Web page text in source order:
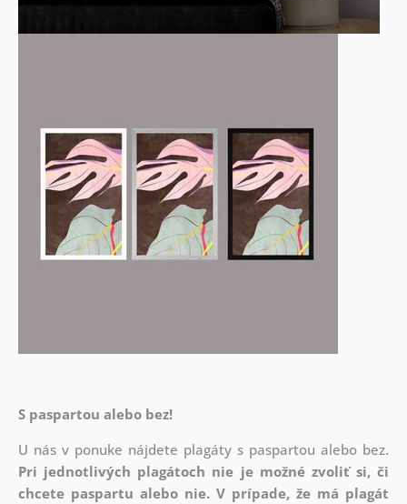
S paspartou alebo bez!
U nás v ponuke nájdete plagáty s paspartou alebo bez.
Pri jednotlivých plagátoch nie je možné zvoliť si, či
chcete paspartu alebo nie. V prípade, že má plagát